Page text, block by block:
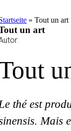
»Tout un art
un art
thé est
Mais